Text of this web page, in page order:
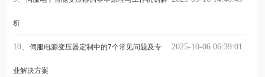
析
2025-10-06 06:39:01
10、 伺服电源变压器定制中的7个常见问题及专
业解决方案